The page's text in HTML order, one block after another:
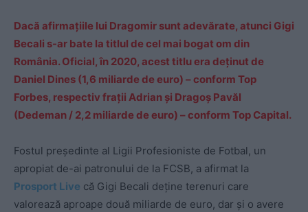
Dacă afirmațiile lui Dragomir sunt adevărate, atunci Gigi
Becali s-ar bate la titlul de cel mai bogat om din
România. Oficial, în 2020, acest titlu era deținut de
Daniel Dines (1,6 miliarde de euro) – conform Top
Forbes, respectiv frații Adrian și Dragoș Pavăl
(Dedeman / 2,2 miliarde de euro) – conform Top Capital.
Fostul președinte al Ligii Profesioniste de Fotbal, un
apropiat de-ai patronului de la FCSB, a afirmat la
Prosport Live că Gigi Becali deține terenuri care
valorează aproape două miliarde de euro, dar și o avere